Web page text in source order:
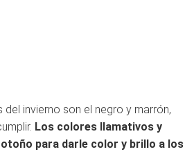
invierno son el negro y marrón,
Los colores llamativos y
para darle color y brillo a los